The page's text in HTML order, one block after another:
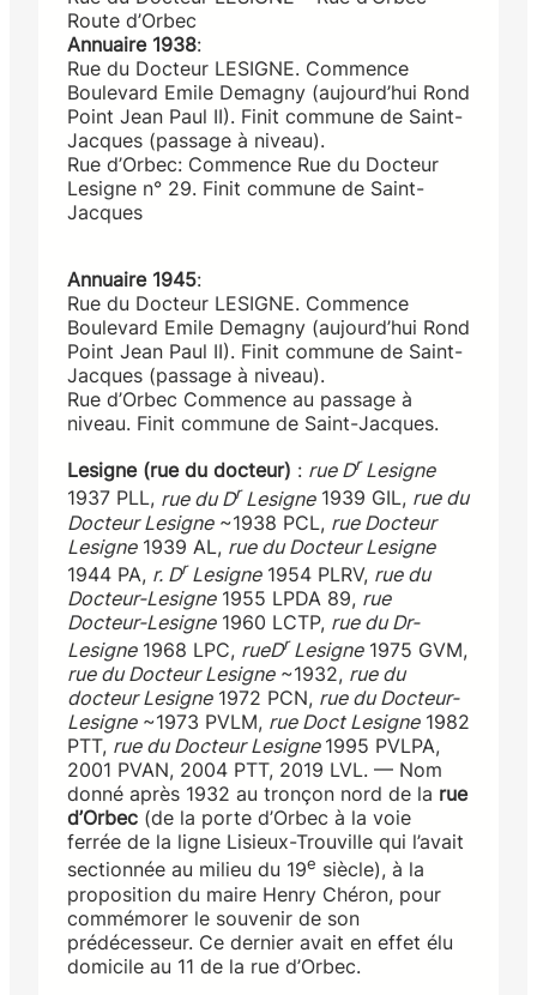
Route d’Orbec
Annuaire 1938:
Rue du Docteur LESIGNE. Commence
Boulevard Emile Demagny (aujourd’hui Rond
Point Jean Paul II). Finit commune de Saint-
Jacques (passage à niveau).
Rue d’Orbec: Commence Rue du Docteur
Lesigne n° 29. Finit commune de Saint-
Jacques
Annuaire 1945:
Rue du Docteur LESIGNE. Commence
Boulevard Emile Demagny (aujourd’hui Rond
Point Jean Paul II). Finit commune de Saint-
Jacques (passage à niveau).
Rue d’Orbec Commence au passage à
niveau. Finit commune de Saint-Jacques.
Lesigne (rue du docteur) : rue DrLesigne
1937 PLL, rue du DrLesigne1939 GIL, rue du
Docteur Lesigne~1938 PCL, rue Docteur
Lesigne1939 AL, rue du Docteur Lesigne
1944 PA, r. DrLesigne1954 PLRV, rue du
Docteur-Lesigne1955 LPDA 89, rue
Docteur-Lesigne1960 LCTP, rue du Dr-
Lesigne1968 LPC, rueDrLesigne1975 GVM,
rue du Docteur Lesigne~1932, rue du
docteur Lesigne1972 PCN, rue du Docteur-
Lesigne~1973 PVLM, rue Doct Lesigne1982
PTT, rue du Docteur Lesigne 1995 PVLPA,
2001 PVAN, 2004 PTT, 2019 LVL. — Nom
donné après 1932 au tronçon nord de la rue
d’Orbec (de la porte d’Orbec à la voie
ferrée de la ligne Lisieux-Trouville qui l’avait
sectionnée au milieu du 19e siècle), à la
proposition du maire Henry Chéron, pour
commémorer le souvenir de son
prédécesseur. Ce dernier avait en effet élu
domicile au 11 de la rue d’Orbec.